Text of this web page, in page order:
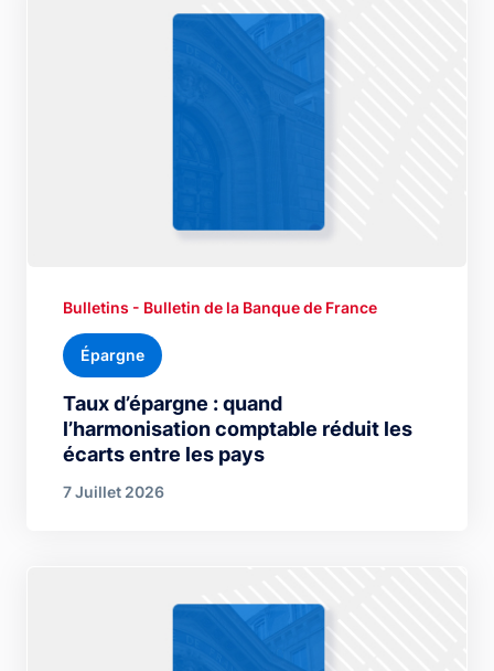
Taux d’épargne : quand
l’harmonisation comptable réduit les
écarts entre les pays
Bulletins - Bulletin de la Banque de France
Épargne
7 Juillet 2026